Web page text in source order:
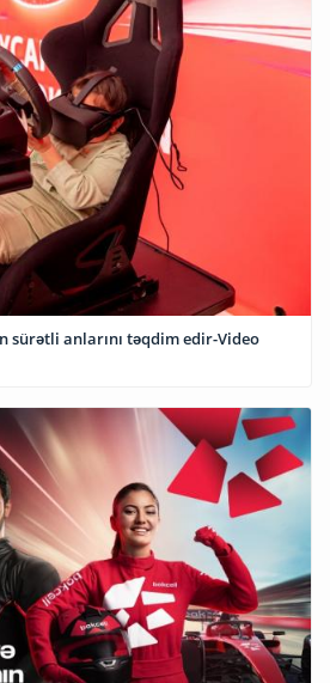
"Formula 1"in ən sürətli anlarını təqdim edir-Video